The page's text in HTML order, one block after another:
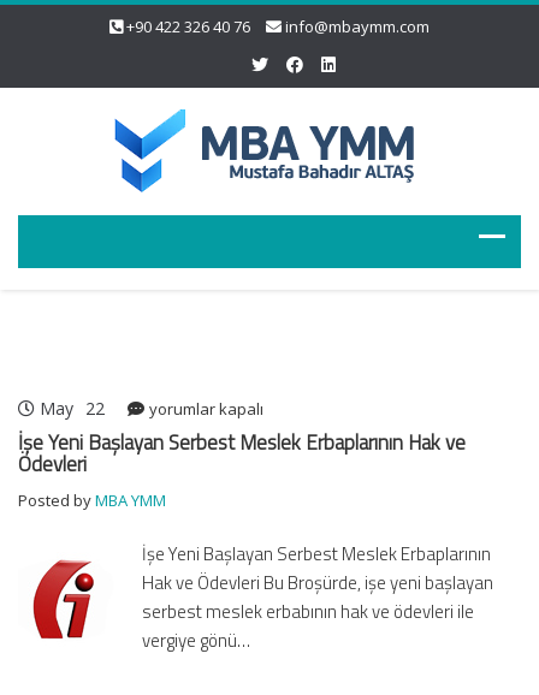
+90 422 326 40 76 info@mbaymm.com
May 22
İşe
Yeni
Meslek
Hak
ve
Ödevleri
için
yorumlar kapalı
İşe Yeni Başlayan Serbest Meslek Erbaplarının Hak ve
Ödevleri
Posted byMBA YMM
İşe Yeni Başlayan Serbest Meslek Erbaplarının
Hak ve Ödevleri Bu Broşürde, işe yeni başlayan
serbest meslek erbabının hak ve ödevleri ile
vergiye gönü…